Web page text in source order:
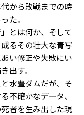
から敗戦までの時
た。
とは何か、そして
るその壮大な青写
い修正や失敗にい
出す。
水豊ダムだが、そ
不確かなデータ、
者を生み出した現